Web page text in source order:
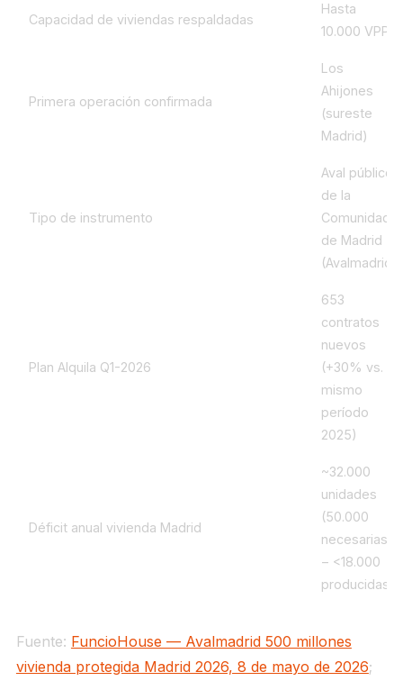
Capacidad de viviendas respaldadas
Hasta
10.000 VPP
Primera operación confirmada
Los
Ahijones
(sureste
Madrid)
Tipo de instrumento
Aval público
de la
Comunidad
de Madrid
(Avalmadrid)
Plan Alquila Q1-2026
653
contratos
nuevos
(+30% vs.
mismo
período
2025)
Déficit anual vivienda Madrid
~32.000
unidades
(50.000
necesarias
− <18.000
producidas)
Fuente: FuncioHouse — Avalmadrid 500 millones
vivienda protegida Madrid 2026, 8 de mayo de 2026;